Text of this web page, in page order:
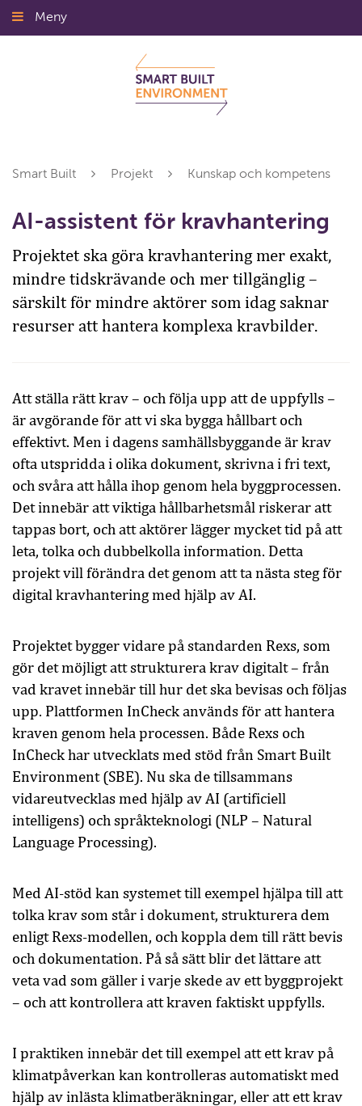
Gå
till
Meny
Smart Built Projekt Kunskap och kompetens
AI-assistent för kravhantering
Projektet ska göra kravhantering mer exakt,
mindre tidskrävande och mer tillgänglig –
särskilt för mindre aktörer som idag saknar
resurser att hantera komplexa kravbilder.
Att ställa rätt krav – och följa upp att de uppfylls –
är avgörande för att vi ska bygga hållbart och
effektivt. Men i dagens samhällsbyggande är krav
ofta utspridda i olika dokument, skrivna i fri text,
och svåra att hålla ihop genom hela byggprocessen.
Det innebär att viktiga hållbarhetsmål riskerar att
tappas bort, och att aktörer lägger mycket tid på att
leta, tolka och dubbelkolla information. Detta
projekt vill förändra det genom att ta nästa steg för
digital kravhantering med hjälp av AI.
Projektet bygger vidare på standarden Rexs, som
gör det möjligt att strukturera krav digitalt – från
vad kravet innebär till hur det ska bevisas och följas
upp. Plattformen InCheck används för att hantera
kraven genom hela processen. Både Rexs och
InCheck har utvecklats med stöd från Smart Built
Environment (SBE). Nu ska de tillsammans
vidareutvecklas med hjälp av AI (artificiell
intelligens) och språkteknologi (NLP – Natural
Language Processing).
Med AI-stöd kan systemet till exempel hjälpa till att
tolka krav som står i dokument, strukturera dem
enligt Rexs-modellen, och koppla dem till rätt bevis
och dokumentation. På så sätt blir det lättare att
veta vad som gäller i varje skede av ett byggprojekt
– och att kontrollera att kraven faktiskt uppfylls.
I praktiken innebär det till exempel att ett krav på
klimatpåverkan kan kontrolleras automatiskt med
hjälp av inlästa klimatberäkningar, eller att ett krav